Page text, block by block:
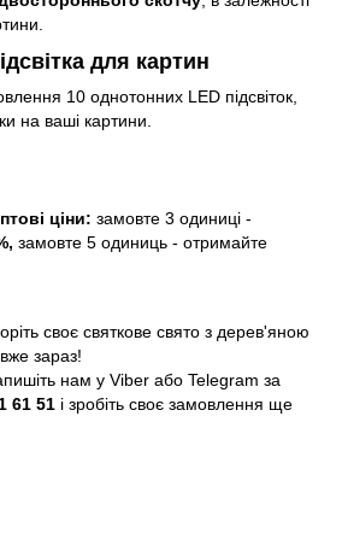
для картин
10 однотонних LED підсвіток,
на ваші картини.
ціни: замовте 3 одиниці -
замовте 5 одиниць - отримайте
своє святкове свято з дерев'яною
зараз!
нам у Viber або Telegram за
61 51 і зробіть своє замовлення ще